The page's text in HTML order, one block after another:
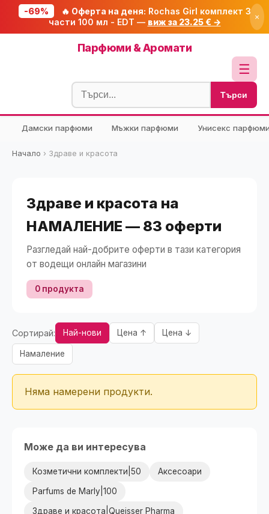
-69% 🔥 Оферта на деня: Rochas Girl комплект 3
части 100 мл - EDT — виж за 23.25 € → ×
Парфюми & Аромати
☰
Блог
🧮 Калкулатори
🔍 Намери продукт
🎁 Подарък
Търси
Дамски парфюми Мъжки парфюми Унисекс
Начало › Здраве и красота
Здраве и красота на
НАМАЛЕНИЕ — 83 оферти
Разгледай най-добрите оферти в тази категория
от водещи онлайн магазини
0 продукта
Сортирай: Най-нови Цена ↑ Цена ↓
Намаление
Няма намерени продукти.
Може да ви интересува
Козметични комплекти|50 Аксесоари
Parfums de Marly|100
Здраве и красота|Queisser Pharma